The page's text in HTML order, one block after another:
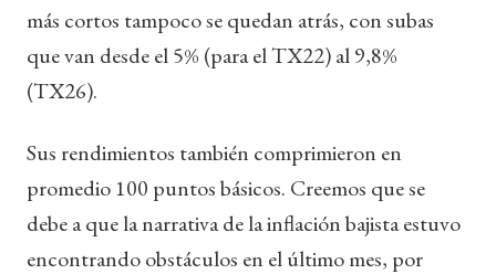
más cortos tampoco se quedan atrás, con subas
que van desde el 5% (para el TX22) al 9,8%
(TX26).
Sus rendimientos también comprimieron en
promedio 100 puntos básicos. Creemos que se
debe a que la narrativa de la inflación bajista estuvo
encontrando obstáculos en el último mes, por